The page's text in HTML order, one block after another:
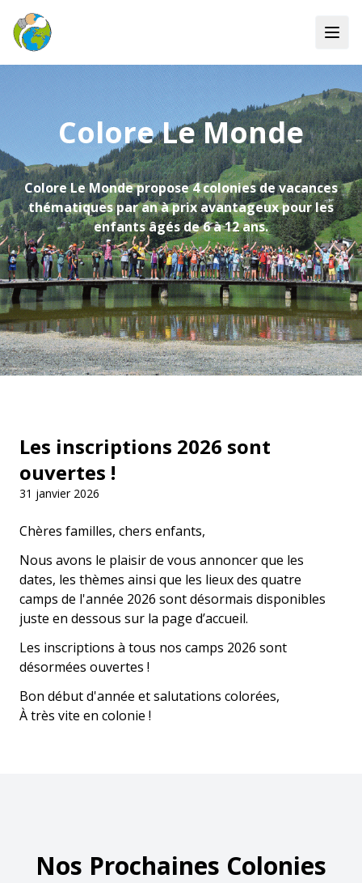
Colore Le Monde
Colore Le Monde propose 4 colonies de vacances
thématiques par an à prix avantageux pour les
enfants âgés de 6 à 12 ans.
Les inscriptions 2026 sont
ouvertes !
31 janvier 2026
Chères familles, chers enfants,
Nous avons le plaisir de vous annoncer que les
dates, les thèmes ainsi que les lieux des quatre
camps de l'année 2026 sont désormais disponibles
juste en dessous sur la page d’accueil.
Les inscriptions à tous nos camps 2026 sont
désormées ouvertes !
Bon début d'année et salutations colorées,
À très vite en colonie !
Nos Prochaines Colonies